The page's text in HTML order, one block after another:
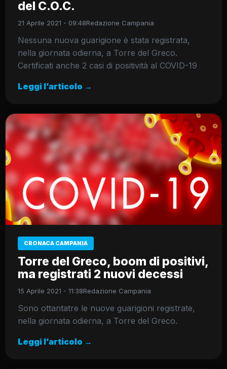
del C.O.C.
21 Aprile 2021 - 09:48Redazione Campania
Nessuna nuova guarigione è stata registrata,
nella giornata odierna, a Torre del Greco.
Certificati anche 2 casi di positività al COVID-19
Leggi l’articolo →
CRONACA CAMPANIA
Torre del Greco, boom di positivi,
ma registrati 2 nuovi decessi
15 Aprile 2021 - 11:38Redazione Campania
Sono ottantatre le nuove guarigioni registrate,
nella giornata odierna, a Torre del Greco.
Leggi l’articolo →